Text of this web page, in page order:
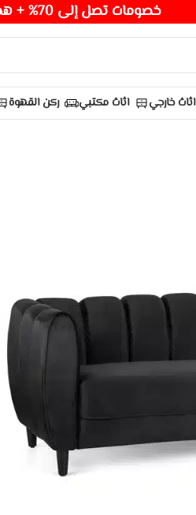
خصومات تصل إلى 70% + هدايا مجانية
اثاث خارجي اثاث مكتبي ركن القهوة